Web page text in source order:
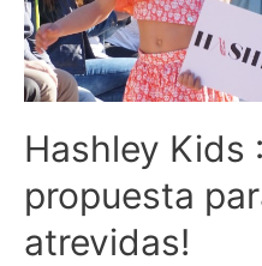
Hashley Kids
propuesta
atrevidas!